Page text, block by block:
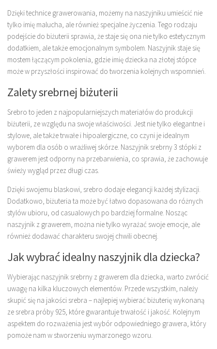
Dzięki technice grawerowania, możemy na naszyjniku umieścić nie
tylko imię malucha, ale również specjalne życzenia. Tego rodzaju
podejście do biżuterii sprawia, że staje się ona nie tylko estetycznym
dodatkiem, ale także emocjonalnym symbolem. Naszyjnik staje się
mostem łączącym pokolenia, gdzie imię dziecka na złotej stópce
może w przyszłości inspirować do tworzenia kolejnych wspomnień.
Zalety srebrnej biżuterii
Srebro to jeden z najpopularniejszych materiałów do produkcji
biżuterii, ze względu na swoje właściwości. Jest nie tylko elegantne i
stylowe, ale także trwałe i hipoalergiczne, co czyni je idealnym
wyborem dla osób o wrażliwej skórze. Naszyjnik srebrny 3 stópki z
grawerem jest odporny na przebarwienia, co sprawia, że zachowuje
świeży wygląd przez długi czas.
Dzięki swojemu blaskowi, srebro dodaje elegancji każdej stylizacji.
Dodatkowo, biżuteria ta może być łatwo dopasowana do różnych
stylów ubioru, od casualowych po bardziej formalne. Nosząc
naszyjnik z grawerem, można nie tylko wyrażać swoje emocje, ale
również dodawać charakteru swojej chwili obecnej.
Jak wybrać idealny naszyjnik dla dziecka?
Wybierając naszyjnik srebrny z grawerem dla dziecka, warto zwrócić
uwagę na kilka kluczowych elementów. Przede wszystkim, należy
skupić się na jakości srebra – najlepiej wybierać biżuterię wykonaną
ze srebra próby 925, które gwarantuje trwałość i jakość. Kolejnym
aspektem do rozważenia jest wybór odpowiedniego grawera, który
pomoże nam w stworzeniu wymarzonego wzoru.